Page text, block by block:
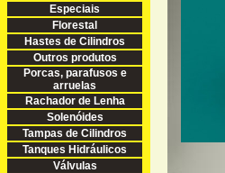
Especiais
Florestal
Hastes de Cilindros
Outros produtos
Porcas, parafusos e
arruelas
Rachador de Lenha
Solenóides
Tampas de Cilindros
Tanques Hidráulicos
Válvulas